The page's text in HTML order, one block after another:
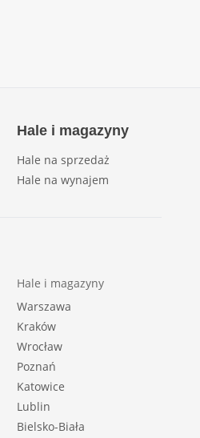
Hale i magazyny
Hale na sprzedaż
Hale na wynajem
Hale i magazyny
Warszawa
Kraków
Wrocław
Poznań
Katowice
Lublin
Bielsko-Biała